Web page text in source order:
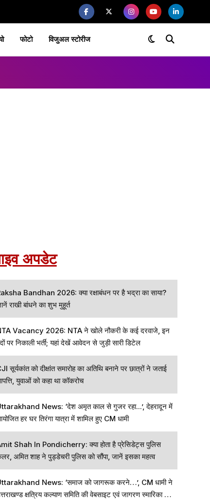
फोटो विजुअल स्टोरीज
अपडेट
Bandhan 2026: क्या रक्षाबंधन पर है भद्रा का साया?
राखी बांधने का शुभ मुहूर्त
Vacancy 2026: NTA ने खोले नौकरी के कई दरवाजे, इन
पर निकाली भर्ती; यहां देखें आवेदन से जुड़ी सारी डिटेल
सूर्यकांत को दीक्षांत समारोह का अतिथि बनाने पर छात्रों ने जताई
आपत्ति, युवाओं को कहा था कॉकरोच
News: ‘देश अमृत काल से गुजर रहा...’, देहरादून में
हर घर तिरंगा यात्रा में शामिल हुए CM धामी
Shah In Pondicherry: क्या होता है प्रेसिडेट्स पुलिस
अमित शाह ने पुड्डेचरी पुलिस को सौंपा, जानें इसका महत्व
News: ‘समाज को जागरूक करने…’, CM धामी ने
क्षत्रिय कल्याण समिति की वेबसाइट एवं जागरण स्मारिका का